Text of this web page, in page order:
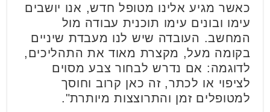
כאשר מגיע אלינו מטופל חדש, אנו יושבים
עימו ובונים עימו תוכנית עבודה מול
המחשב. העובדה שיש לנו מעבדת שיניים
בקומה מעל, מקצרת מאוד את התהליכים,
לדוגמה: אם נדרש לבחור צבע מסוים
לציפוי או לכתר, זה כאן קרוב וחוסך
למטופלים זמן והתרוצצות מיותרת".